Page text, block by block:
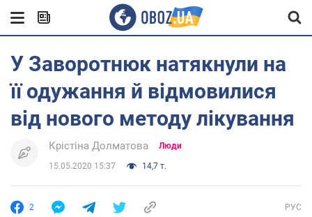
У Заворотнюк натякнули на
її одужання й відмовилися
від нового методу лікування
Крістіна Долматова Люди
15.05.2020 15:37 14,7 т.
2 РУС